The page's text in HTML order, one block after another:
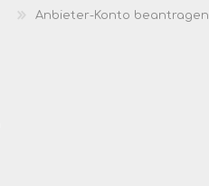
Anbieter-Konto beantragen